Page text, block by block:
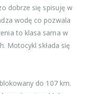
dobrze się spisuję w
wodę co pozwala
to klasa sama w
Motocykl składa się
do 107 km.